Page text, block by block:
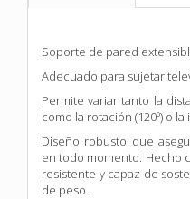
Soporte de pared
Adecuado para sujetar
Permite variar tanto la
como la rotación (120º) o la
Diseño robusto que
en todo momento. Hecho
resistente y capaz de
de peso.